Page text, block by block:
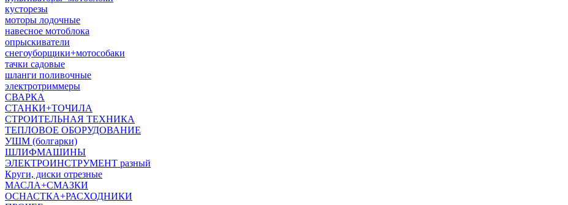
кусторезы
моторы лодочные
навесное мотоблока
опрыскиватели
снегоуборщики+мотособаки
тачки садовые
шланги поливочные
электротриммеры
СВАРКА
СТАНКИ+ТОЧИЛА
СТРОИТЕЛЬНАЯ ТЕХНИКА
ТЕПЛОВОЕ ОБОРУДОВАНИЕ
УШМ (болгарки)
ШЛИФМАШИНЫ
ЭЛЕКТРОИНСТРУМЕНТ разный
Круги, диски отрезные
МАСЛА+СМАЗКИ
ОСНАСТКА+РАСХОДНИКИ